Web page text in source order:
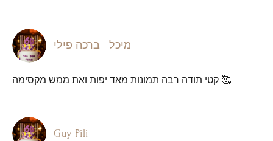
מיכל - ברכה-פילי
קטי תודה רבה תמונות מאד יפות ואת ממש מקסימה 🥰
Guy Pili